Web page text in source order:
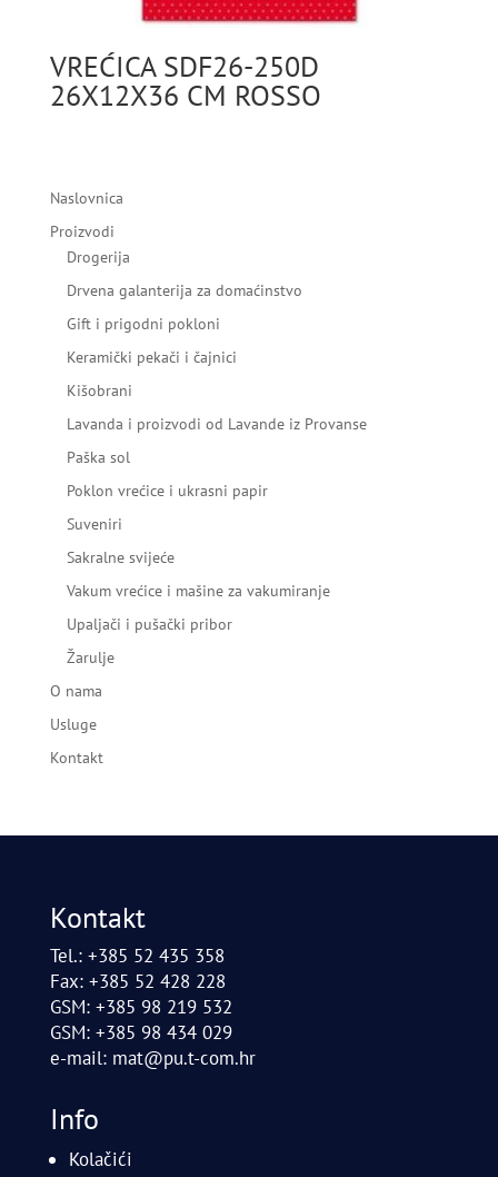
VREĆICA SDF26-250D
26X12X36 CM ROSSO
Naslovnica
Proizvodi
Drogerija
Drvena galanterija za domaćinstvo
Gift i prigodni pokloni
Keramički pekači i čajnici
Kišobrani
Lavanda i proizvodi od Lavande iz Provanse
Paška sol
Poklon vrećice i ukrasni papir
Suveniri
Sakralne svijeće
Vakum vrećice i mašine za vakumiranje
Upaljači i pušački pribor
Žarulje
O nama
Usluge
Kontakt
Kontakt
Tel.: +385 52 435 358
Fax: +385 52 428 228
GSM: +385 98 219 532
GSM: +385 98 434 029
e-mail: mat@pu.t-com.hr
Info
Kolačići